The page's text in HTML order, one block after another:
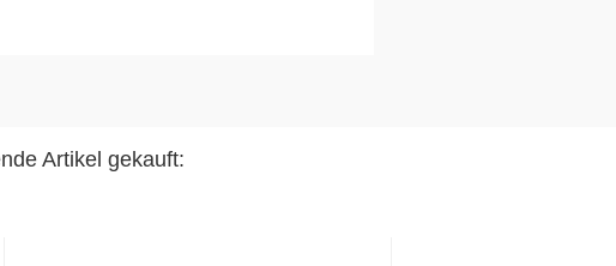
Artikel gekauft: